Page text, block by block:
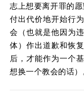
志上想要离开罪的
付出代价地开始行
会（也就是他因为
体）作出道歉和恢
后，才能作为一个
想换一个教会的话）